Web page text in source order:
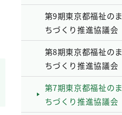
第9期東京都福祉のま
ちづくり推進協議会
第8期東京都福祉のま
ちづくり推進協議会
第7期東京都福祉のま
ちづくり推進協議会